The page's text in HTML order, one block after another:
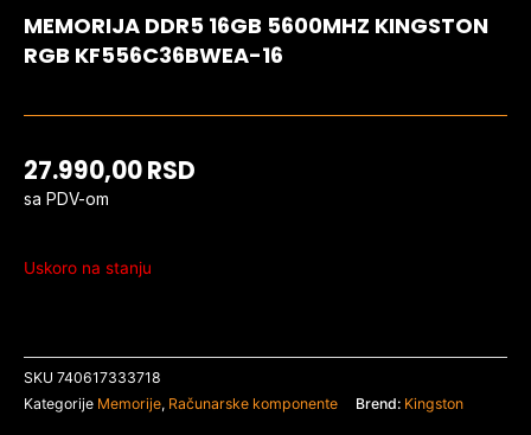
MEMORIJA DDR5 16GB 5600MHZ KINGSTON
RGB KF556C36BWEA-16
27.990,00RSD
sa PDV-om
Uskoro na stanju
SKU 740617333718
Kategorije Memorije, Računarske komponente Brend: Kingston